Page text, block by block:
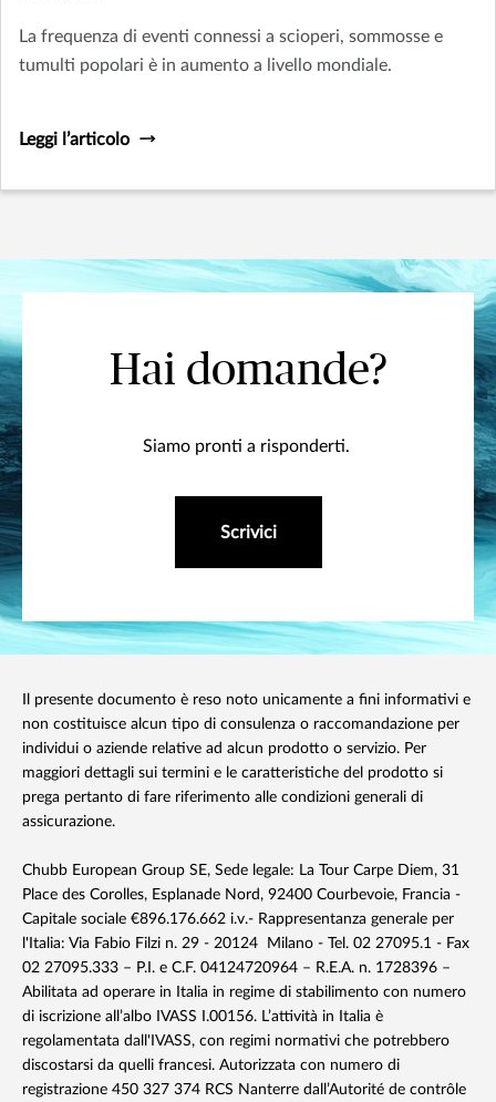
La frequenza di eventi connessi a scioperi, sommosse e
tumulti popolari è in aumento a livello mondiale.
Leggi l’articolo
Hai domande?
Siamo pronti a risponderti.
Scrivici
Il presente documento è reso noto unicamente a fini informativi e
non costituisce alcun tipo di consulenza o raccomandazione per
individui o aziende relative ad alcun prodotto o servizio. Per
maggiori dettagli sui termini e le caratteristiche del prodotto si
prega pertanto di fare riferimento alle condizioni generali di
assicurazione.
Chubb European Group SE, Sede legale: La Tour Carpe Diem, 31
Place des Corolles, Esplanade Nord, 92400 Courbevoie, Francia -
Capitale sociale €896.176.662 i.v.- Rappresentanza generale per
l'Italia: Via Fabio Filzi n. 29 - 20124 Milano - Tel. 02 27095.1 - Fax
02 27095.333 – P.I. e C.F. 04124720964 – R.E.A. n. 1728396 –
Abilitata ad operare in Italia in regime di stabilimento con numero
di iscrizione all’albo IVASS I.00156. L’attività in Italia è
regolamentata dall'IVASS, con regimi normativi che potrebbero
discostarsi da quelli francesi. Autorizzata con numero di
registrazione 450 327 374 RCS Nanterre dall’Autorité de contrôle